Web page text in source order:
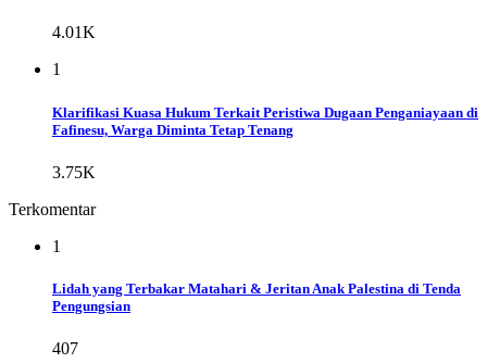
4.01K
1
Klarifikasi Kuasa Hukum Terkait Peristiwa Dugaan Penganiayaan di
Fafinesu, Warga Diminta Tetap Tenang
3.75K
Terkomentar
1
Lidah yang Terbakar Matahari & Jeritan Anak Palestina di Tenda
Pengungsian
407